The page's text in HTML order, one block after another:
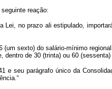
reação:
no prazo ali estipulado,
sexto) do salário-mínimo
de 30 (trinta) ou 60
e seu parágrafo único da